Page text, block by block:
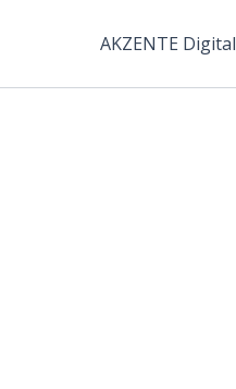
AKZENTE Digital